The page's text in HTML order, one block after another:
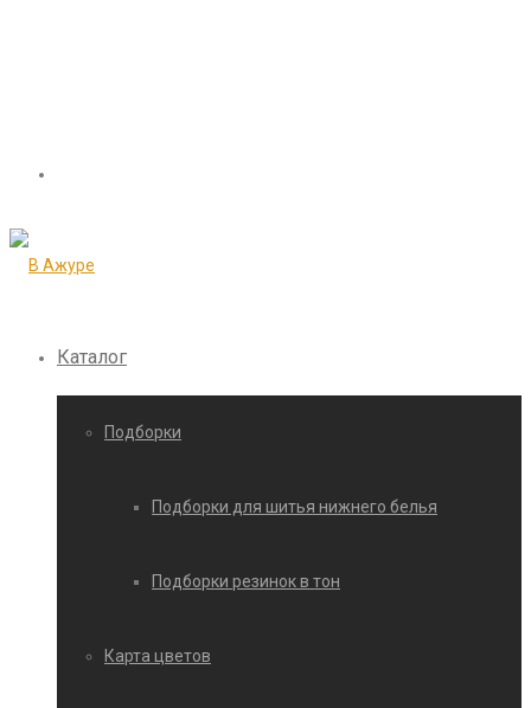
Каталог
Подборки
Подборки для шитья нижнего белья
Подборки резинок в тон
Карта цветов